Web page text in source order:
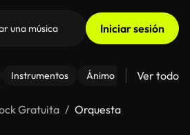
Iniciar sesión
Instrumentos Ánimo Ver todo
Gratuita Orquesta